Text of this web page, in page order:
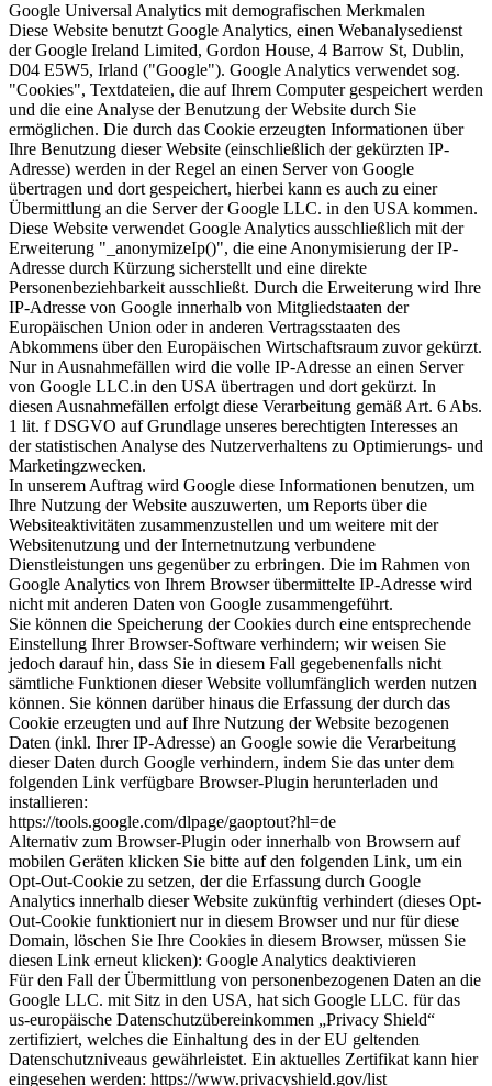
Google Universal Analytics mit demografischen Merkmalen
Diese Website benutzt Google Analytics, einen Webanalysedienst
der Google Ireland Limited, Gordon House, 4 Barrow St, Dublin,
D04 E5W5, Irland ("Google"). Google Analytics verwendet sog.
"Cookies", Textdateien, die auf Ihrem Computer gespeichert werden
und die eine Analyse der Benutzung der Website durch Sie
ermöglichen. Die durch das Cookie erzeugten Informationen über
Ihre Benutzung dieser Website (einschließlich der gekürzten IP-
Adresse) werden in der Regel an einen Server von Google
übertragen und dort gespeichert, hierbei kann es auch zu einer
Übermittlung an die Server der Google LLC. in den USA kommen.
Diese Website verwendet Google Analytics ausschließlich mit der
Erweiterung "_anonymizeIp()", die eine Anonymisierung der IP-
Adresse durch Kürzung sicherstellt und eine direkte
Personenbeziehbarkeit ausschließt. Durch die Erweiterung wird Ihre
IP-Adresse von Google innerhalb von Mitgliedstaaten der
Europäischen Union oder in anderen Vertragsstaaten des
Abkommens über den Europäischen Wirtschaftsraum zuvor gekürzt.
Nur in Ausnahmefällen wird die volle IP-Adresse an einen Server
von Google LLC.in den USA übertragen und dort gekürzt. In
diesen Ausnahmefällen erfolgt diese Verarbeitung gemäß Art. 6 Abs.
1 lit. f DSGVO auf Grundlage unseres berechtigten Interesses an
der statistischen Analyse des Nutzerverhaltens zu Optimierungs- und
Marketingzwecken.
In unserem Auftrag wird Google diese Informationen benutzen, um
Ihre Nutzung der Website auszuwerten, um Reports über die
Websiteaktivitäten zusammenzustellen und um weitere mit der
Websitenutzung und der Internetnutzung verbundene
Dienstleistungen uns gegenüber zu erbringen. Die im Rahmen von
Google Analytics von Ihrem Browser übermittelte IP-Adresse wird
nicht mit anderen Daten von Google zusammengeführt.
Sie können die Speicherung der Cookies durch eine entsprechende
Einstellung Ihrer Browser-Software verhindern; wir weisen Sie
jedoch darauf hin, dass Sie in diesem Fall gegebenenfalls nicht
sämtliche Funktionen dieser Website vollumfänglich werden nutzen
können. Sie können darüber hinaus die Erfassung der durch das
Cookie erzeugten und auf Ihre Nutzung der Website bezogenen
Daten (inkl. Ihrer IP-Adresse) an Google sowie die Verarbeitung
dieser Daten durch Google verhindern, indem Sie das unter dem
folgenden Link verfügbare Browser-Plugin herunterladen und
installieren:
https://tools.google.com/dlpage/gaoptout?hl=de
Alternativ zum Browser-Plugin oder innerhalb von Browsern auf
mobilen Geräten klicken Sie bitte auf den folgenden Link, um ein
Opt-Out-Cookie zu setzen, der die Erfassung durch Google
Analytics innerhalb dieser Website zukünftig verhindert (dieses Opt-
Out-Cookie funktioniert nur in diesem Browser und nur für diese
Domain, löschen Sie Ihre Cookies in diesem Browser, müssen Sie
diesen Link erneut klicken): Google Analytics deaktivieren
Für den Fall der Übermittlung von personenbezogenen Daten an die
Google LLC. mit Sitz in den USA, hat sich Google LLC. für das
us-europäische Datenschutzübereinkommen „Privacy Shield“
zertifiziert, welches die Einhaltung des in der EU geltenden
Datenschutzniveaus gewährleistet. Ein aktuelles Zertifikat kann hier
eingesehen werden: https://www.privacyshield.gov/list